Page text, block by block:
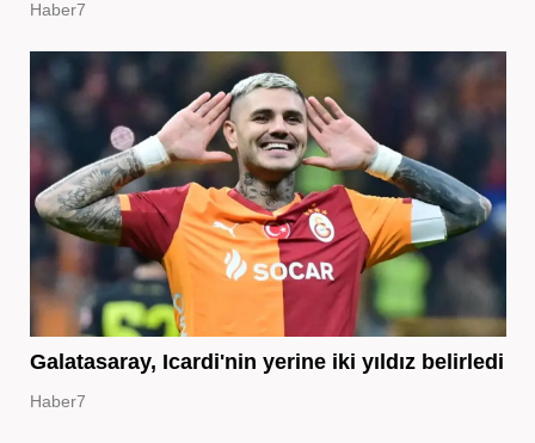
Haber7
Galatasaray, Icardi'nin yerine iki yıldız belirledi
Haber7